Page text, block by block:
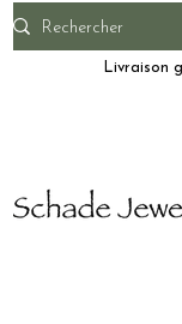
Livraison